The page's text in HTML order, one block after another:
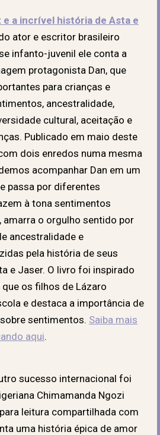
a incrível história de Asta e
ator e escritor brasileiro
infanto-juvenil ele conta a
protagonista Dan, que
para crianças e
ancestralidade,
cultural, aceitação e
Publicado em maio deste
dois enredos numa mesma
acompanhar Dan em um
passa por diferentes
à tona sentimentos
amarra o orgulho sentido por
ancestralidade e
pela história de seus
e Jaser. O livro foi inspirado
que os filhos de Lázaro
e destaca a importância de
sentimentos. Saiba mais
aqui.
sucesso internacional foi
Chimamanda Ngozi
leitura compartilhada com
uma história épica de amor